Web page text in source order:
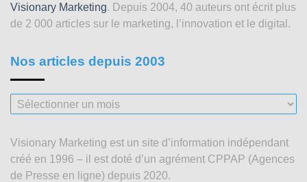
Visionary Marketing. Depuis 2004, 40 auteurs ont écrit plus
de 2 000 articles sur le marketing, l’innovation et le digital.
Nos articles depuis 2003
Nos
articles
2003
Visionary Marketing est un site d’information indépendant
créé en 1996 – il est doté d’un agrément CPPAP (Agences
de Presse en ligne) depuis 2020.